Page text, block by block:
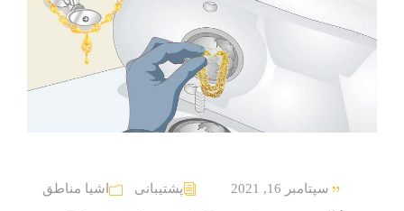
سپتامبر 16, 2021 پشتیبانی اشیا مناطق